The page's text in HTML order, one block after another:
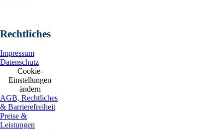
Rechtliches
Impressum
Datenschutz
Cookie-
Einstellungen
ändern
AGB, Rechtliches
& Barrierefreiheit
Preise &
Leistungen